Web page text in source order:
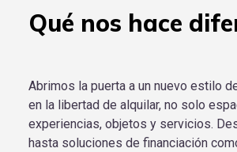
Qué nos hace
Abrimos la puerta a un nuevo estilo
en la libertad de alquilar, no solo
experiencias, objetos y servicios.
hasta soluciones de financiación